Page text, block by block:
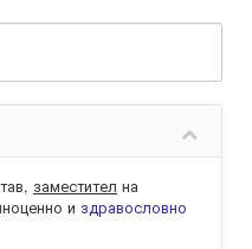
заместител на
и здравословно